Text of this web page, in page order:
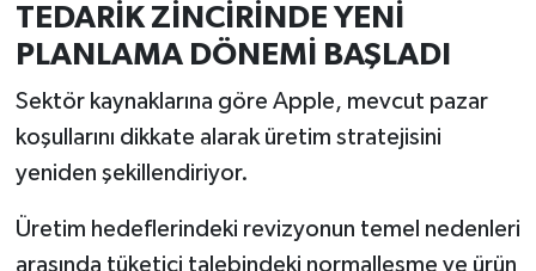
TEDARİK ZİNCİRİNDE YENİ
PLANLAMA DÖNEMİ BAŞLADI
Sektör kaynaklarına göre Apple, mevcut pazar
koşullarını dikkate alarak üretim stratejisini
yeniden şekillendiriyor.
Üretim hedeflerindeki revizyonun temel nedenleri
arasında tüketici talebindeki normalleşme ve ürün
Politika
Rüya Tabirleri